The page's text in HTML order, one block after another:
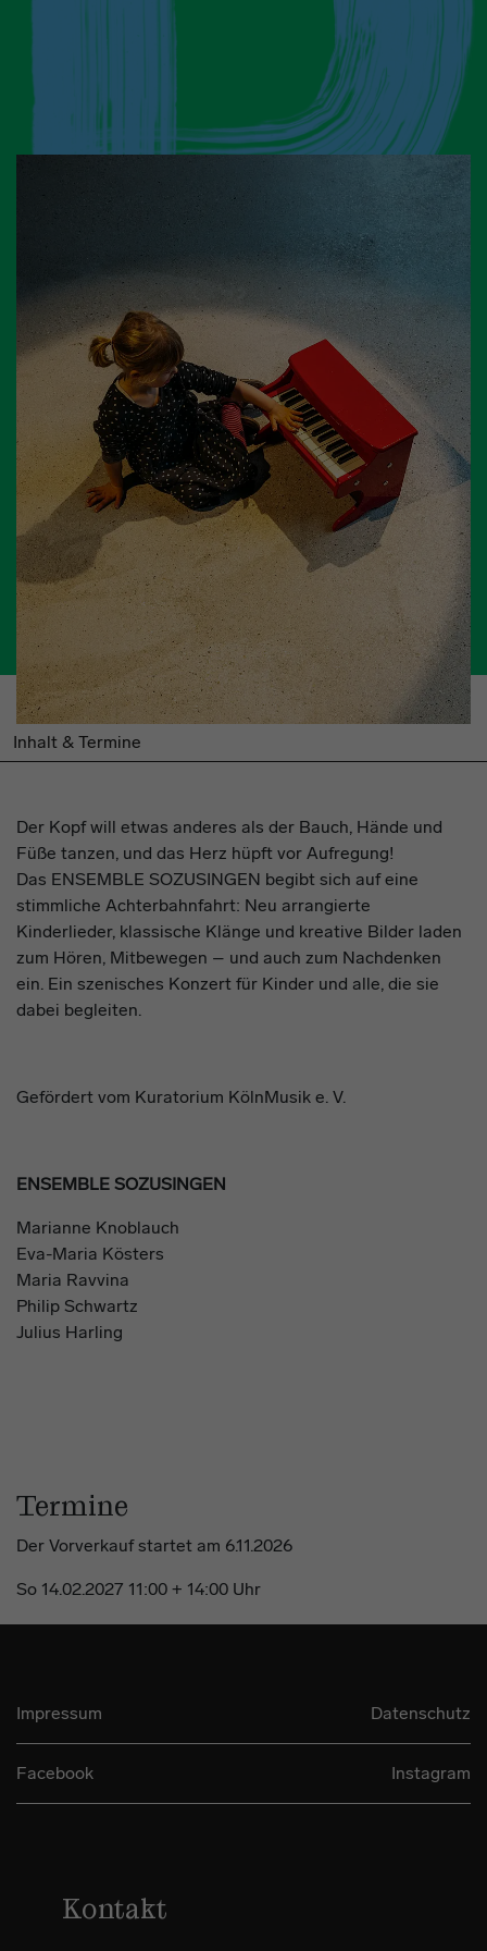
Inhalt & Termine
Der Kopf will etwas anderes als der Bauch, Hände und
Füße tanzen, und das Herz hüpft vor Aufregung!
Das ENSEMBLE SOZUSINGEN begibt sich auf eine
stimmliche Achterbahnfahrt: Neu arrangierte
Kinderlieder, klassische Klänge und kreative Bilder laden
zum Hören, Mitbewegen – und auch zum Nachdenken
ein. Ein szenisches Konzert für Kinder und alle, die sie
dabei begleiten.
Gefördert vom Kuratorium KölnMusik e. V.
ENSEMBLE SOZUSINGEN
Marianne Knoblauch
Eva-Maria Kösters
Maria Ravvina
Philip Schwartz
Julius Harling
Termine
Der Vorverkauf startet am 6.11.2026
So 14.02.2027 11:00 + 14:00 Uhr
Impressum Datenschutz
Facebook Instagram
Kontakt